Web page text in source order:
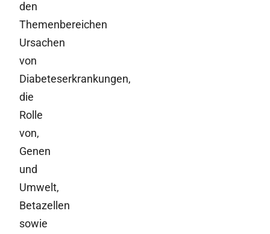
den
Themenbereichen
Ursachen
von
Diabeteserkrankungen,
die
Rolle
von,
Genen
und
Umwelt,
Betazellen
sowie